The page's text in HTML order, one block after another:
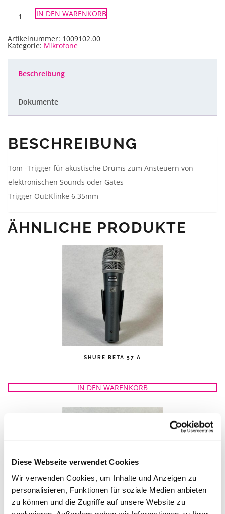
Diese Webseite verwendet Cookies
Wir verwenden Cookies, um Inhalte und Anzeigen zu
personalisieren, Funktionen für soziale Medien anbieten
zu können und die Zugriffe auf unsere Website zu
Roland
30
Acoustic
Bass
Drum
IN DEN WARENKORB
Artikelnummer: 1009102.00
Kategorie: Mikrofone
Beschreibung
Dokumente
BESCHREIBUNG
Tom -Trigger für akustische Drums zum Ansteuern von
elektronischen Sounds oder Gates
Trigger Out:Klinke 6,35mm
ÄHNLICHE PRODUKTE
SHURE BETA 57 A
IN DEN WARENKORB